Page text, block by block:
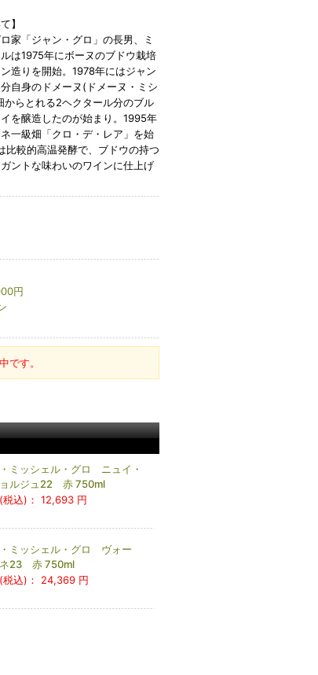
】
家「ジャン・グロ」の長男、ミ
は1975年にボーヌのブドウ栽培
造りを開始。1978年にはジャン
自身のドメーヌ(ドメーヌ・ミシ
らとれる2ヘクタール分のブル
を醸造したのが始まり。1995年
一級畑「クロ・デ・レア」を始
比較的高温発酵で、ブドウの持つ
ントな味わいのワインに仕上げ
円
です。
ミッシェル・グロ ニュイ・
ルジュ22 赤 750ml
込)： 12,693 円
・ミッシェル・グロ ヴォー
ネ23 赤 750ml
込)：
24,369 円